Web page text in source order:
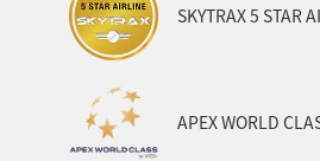
SKYTRAX 5 STAR
APEX WORLD